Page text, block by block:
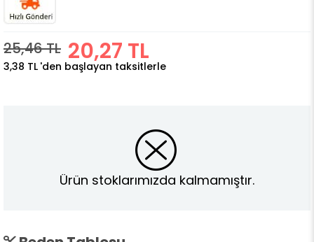
25,46 TL 20,27 TL
3,38 TL 'den başlayan taksitlerle
Ürün stoklarımızda kalmamıştır.